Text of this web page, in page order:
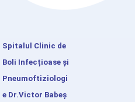
Spitalul Clinic de
Boli Infecțioase și
Pneumoftiziologi
e Dr.Victor Babeș